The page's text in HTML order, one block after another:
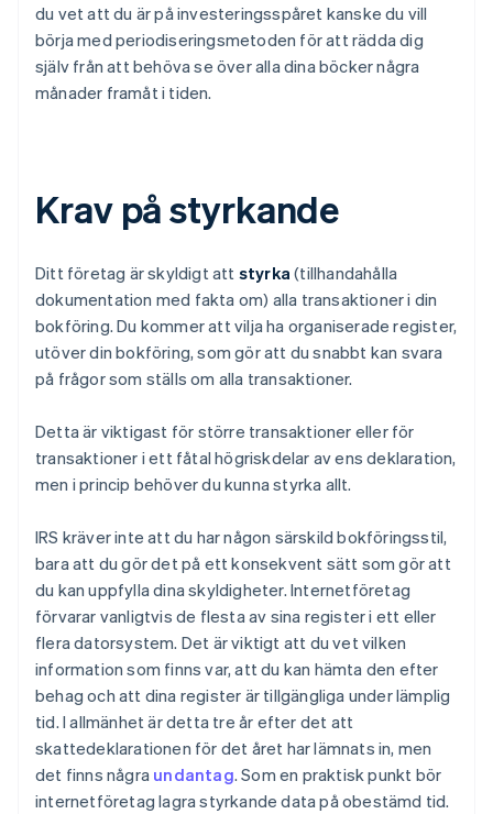
du vet att du är på investeringsspåret kanske du vill
börja med periodiseringsmetoden för att rädda dig
själv från att behöva se över alla dina böcker några
månader framåt i tiden.
Krav på styrkande
Ditt företag är skyldigt att styrka (tillhandahålla
dokumentation med fakta om) alla transaktioner i din
bokföring. Du kommer att vilja ha organiserade register,
utöver din bokföring, som gör att du snabbt kan svara
på frågor som ställs om alla transaktioner.
Detta är viktigast för större transaktioner eller för
transaktioner i ett fåtal högriskdelar av ens deklaration,
men i princip behöver du kunna styrka allt.
IRS kräver inte att du har någon särskild bokföringsstil,
bara att du gör det på ett konsekvent sätt som gör att
du kan uppfylla dina skyldigheter. Internetföretag
förvarar vanligtvis de flesta av sina register i ett eller
flera datorsystem. Det är viktigt att du vet vilken
information som finns var, att du kan hämta den efter
behag och att dina register är tillgängliga under lämplig
tid. I allmänhet är detta tre år efter det att
skattedeklarationen för det året har lämnats in, men
det finns några undantag. Som en praktisk punkt bör
internetföretag lagra styrkande data på obestämd tid.